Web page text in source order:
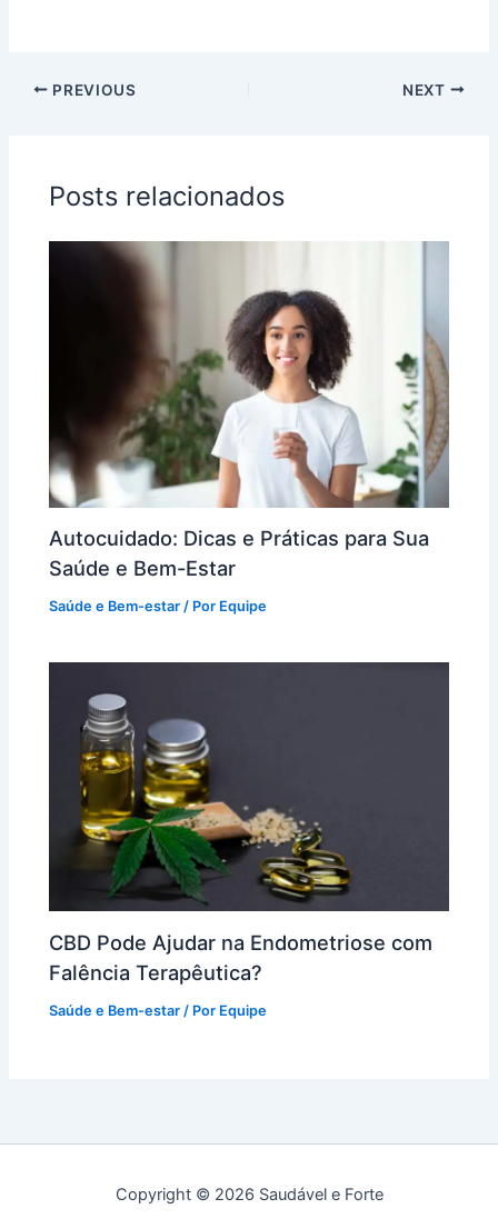
PREVIOUS NEXT
Posts relacionados
Autocuidado: Dicas e Práticas para Sua
Saúde e Bem-Estar
Saúde e Bem-estar / Por Equipe
CBD Pode Ajudar na Endometriose com
Falência Terapêutica?
Saúde e Bem-estar / Por Equipe
Copyright © 2026 Saudável e Forte